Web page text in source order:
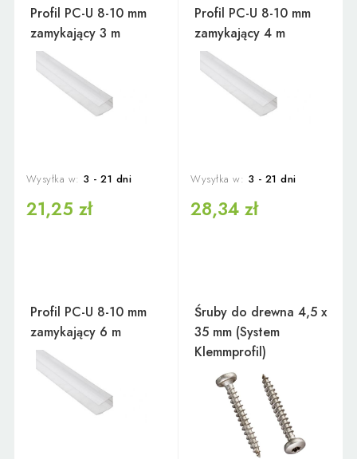
Profil PC-U 8-10 mm
zamykający 3 m
Wysyłka w: 3 - 21 dni
21,25 zł
Profil PC-U 8-10 mm
zamykający 4 m
Wysyłka w: 3 - 21 dni
28,34 zł
Profil PC-U 8-10 mm
zamykający 6 m
Śruby do drewna 4,5 x
35 mm (System
Klemmprofil)